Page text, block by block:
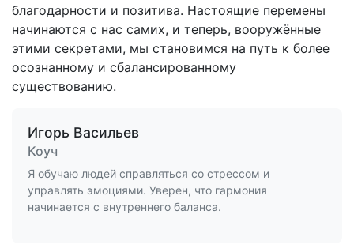
благодарности и позитива. Настоящие перемены
начинаются с нас самих, и теперь, вооружённые
этими секретами, мы становимся на путь к более
осознанному и сбалансированному
существованию.
Игорь Васильев
Коуч
Я обучаю людей справляться со стрессом и
управлять эмоциями. Уверен, что гармония
начинается с внутреннего баланса.